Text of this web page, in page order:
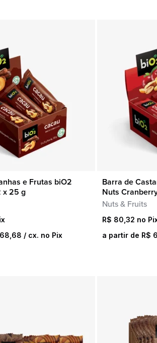
RÁPIDA
e Frutas biO2
x 25 g
68,68 / cx. no Pix
Barra de
Nuts
Nuts & Fruits
R$ 80,32
a partir de R$